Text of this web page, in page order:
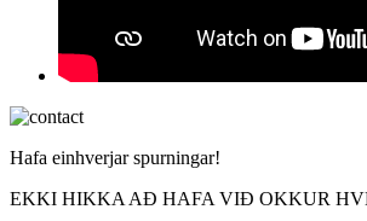
Hafa einhverjar spurningar!
EKKI HIKKA AÐ HAFA VIÐ OKKUR